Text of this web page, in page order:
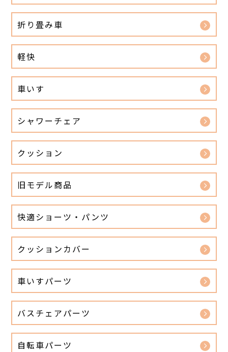
折り畳み車
軽快
車いす
シャワーチェア
クッション
旧モデル商品
快適ショーツ・パンツ
クッションカバー
車いすパーツ
バスチェアパーツ
自転車パーツ